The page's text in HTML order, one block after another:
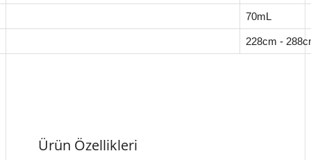
70mL
228cm -
Ürün Özellikleri